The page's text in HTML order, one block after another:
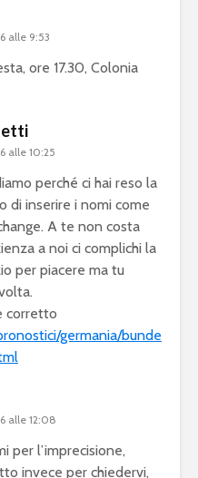
alle 9:53
ore 17.30, Colonia
alle 10:25
perché ci hai reso la
di inserire i nomi come
A te non costa
a noi ci complichi la
per piacere ma tu
corretto
germania/bunde
alle 12:08
per l’imprecisione,
invece per chiedervi,